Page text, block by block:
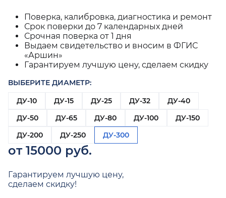
Поверка, калибровка, диагностика и ремонт
Срок поверки до 7 календарных дней
Срочная поверка от 1 дня
Выдаем свидетельство и вносим в ФГИС
«Аршин»
Гарантируем лучшую цену, сделаем скидку
ВЫБЕРИТЕ ДИАМЕТР:
ДУ-10
ДУ-15 ДУ-25 ДУ-32
ДУ-40
ДУ-50
ДУ-65 ДУ-80 ДУ-100
ДУ-150
ДУ-200
ДУ-250 ДУ-300
от 15000 руб.
Гарантируем лучшую цену,
сделаем скидку!